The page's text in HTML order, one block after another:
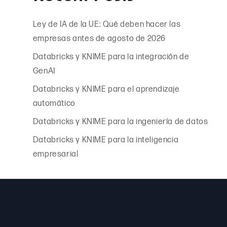
Ley de IA de la UE: Qué deben hacer las
empresas antes de agosto de 2026
Databricks y KNIME para la integración de
GenAI
Databricks y KNIME para el aprendizaje
automático
Databricks y KNIME para la ingeniería de datos
Databricks y KNIME para la inteligencia
empresarial